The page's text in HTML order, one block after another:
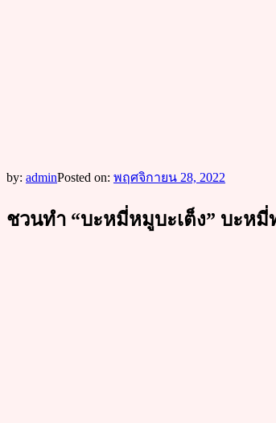
by: adminPosted on: พฤศจิกายน 28, 2022
ชวนทำ “บะหมี่หมูบะเต็ง” บะหมี่